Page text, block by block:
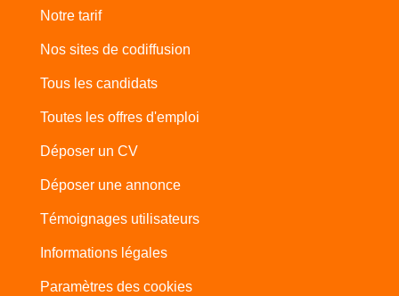
Notre tarif
Nos sites de codiffusion
Tous les candidats
Toutes les offres d'emploi
Déposer un CV
Déposer une annonce
Témoignages utilisateurs
Informations légales
Paramètres des cookies